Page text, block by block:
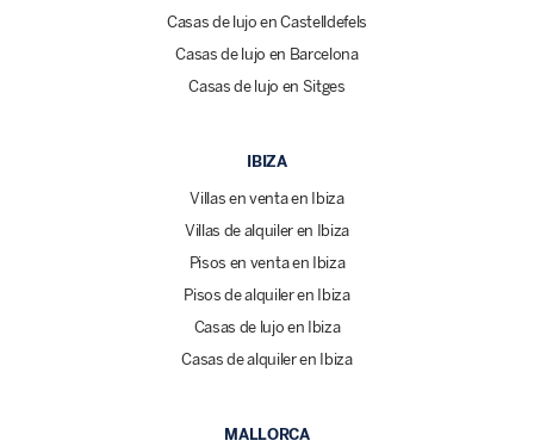
Casas de lujo en Castelldefels
Casas de lujo en Barcelona
Casas de lujo en Sitges
IBIZA
Villas en venta en Ibiza
Villas de alquiler en Ibiza
Pisos en venta en Ibiza
Pisos de alquiler en Ibiza
Casas de lujo en Ibiza
Casas de alquiler en Ibiza
MALLORCA